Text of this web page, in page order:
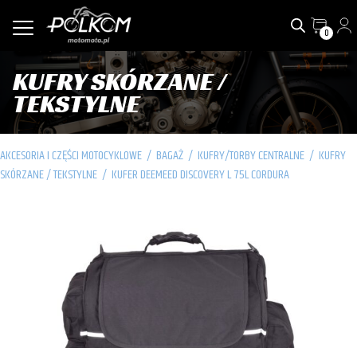
0
KUFRY SKÓRZANE /
TEKSTYLNE
AKCESORIA I CZĘŚCI MOTOCYKLOWE / BAGAŻ / KUFRY/TORBY CENTRALNE / KUFRY
SKÓRZANE / TEKSTYLNE / KUFER DEEMEED DISCOVERY L 75L CORDURA